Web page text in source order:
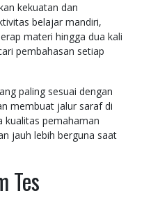
kekuatan dan
belajar mandiri,
materi hingga dua kali
pembahasan setiap
paling sesuai dengan
membuat jalur saraf di
kualitas pemahaman
jauh lebih berguna saat
Tes